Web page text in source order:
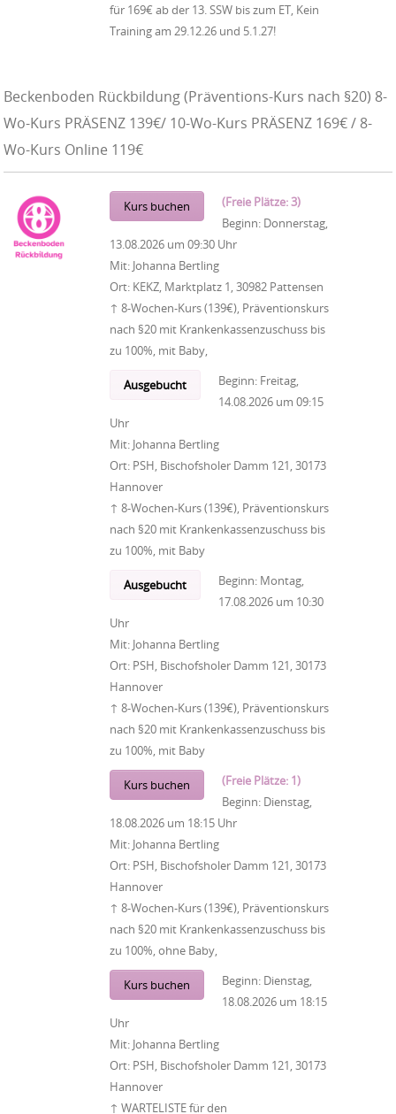
für 169€ ab der 13. SSW bis zum ET, Kein
Training am 29.12.26 und 5.1.27!
Beckenboden Rückbildung (Präventions-Kurs nach §20) 8-
Wo-Kurs PRÄSENZ 139€/ 10-Wo-Kurs PRÄSENZ 169€ / 8-
Wo-Kurs Online 119€
Kurs buchen
(Freie Plätze: 3)
Beginn: Donnerstag,
13.08.2026 um 09:30 Uhr
Mit: Johanna Bertling
Ort: KEKZ, Marktplatz 1, 30982 Pattensen
↑ 8-Wochen-Kurs (139€), Präventionskurs
nach §20 mit Krankenkassenzuschuss bis
zu 100%, mit Baby,
Ausgebucht Beginn: Freitag,
14.08.2026 um 09:15
Uhr
Mit: Johanna Bertling
Ort: PSH, Bischofsholer Damm 121, 30173
Hannover
↑ 8-Wochen-Kurs (139€), Präventionskurs
nach §20 mit Krankenkassenzuschuss bis
zu 100%, mit Baby
Ausgebucht Beginn: Montag,
17.08.2026 um 10:30
Uhr
Mit: Johanna Bertling
Ort: PSH, Bischofsholer Damm 121, 30173
Hannover
↑ 8-Wochen-Kurs (139€), Präventionskurs
nach §20 mit Krankenkassenzuschuss bis
zu 100%, mit Baby
Kurs buchen
(Freie Plätze: 1)
Beginn: Dienstag,
18.08.2026 um 18:15 Uhr
Mit: Johanna Bertling
Ort: PSH, Bischofsholer Damm 121, 30173
Hannover
↑ 8-Wochen-Kurs (139€), Präventionskurs
nach §20 mit Krankenkassenzuschuss bis
zu 100%, ohne Baby,
Kurs buchen Beginn: Dienstag,
18.08.2026 um 18:15
Uhr
Mit: Johanna Bertling
Ort: PSH, Bischofsholer Damm 121, 30173
Hannover
↑ WARTELISTE für den